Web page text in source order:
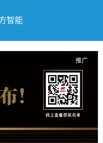
智能
推广